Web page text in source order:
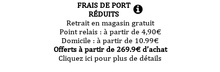
FRAIS DE PORT
RÉDUITS
Retrait en magasin gratuit
Point relais : à partir de 4,90€
Domicile : à partir de 10.99€
Offerts à partir de 269.9€ d’achat
Cliquez ici pour plus de détails